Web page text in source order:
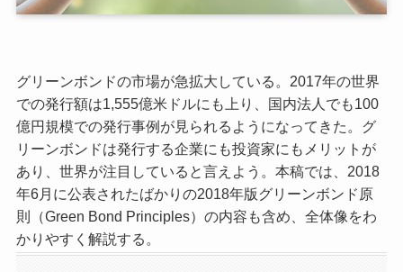
グリーンボンドの市場が急拡大している。2017年の世界
での発行額は1,555億米ドルにも上り、国内法人でも100
億円規模での発行事例が見られるようになってきた。グ
リーンボンドは発行する企業にも投資家にもメリットが
あり、世界が注目していると言えよう。本稿では、2018
年6月に公表されたばかりの2018年版グリーンボンド原
則（Green Bond Principles）の内容も含め、全体像をわ
かりやすく解説する。